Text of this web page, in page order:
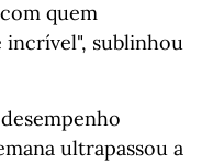
quem
incrível", sublinhou
ultrapassou a